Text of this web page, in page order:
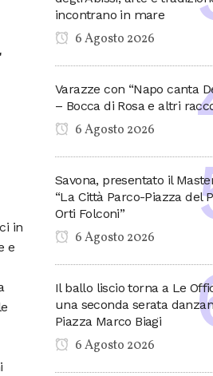
in
e
incontrano in mare
6 Agosto 2026
Varazze con “Napo canta
– Bocca di Rosa e altri
6 Agosto 2026
Savona, presentato il
“La Città Parco-Piazza del
Orti Folconi”
6 Agosto 2026
Il ballo liscio torna a Le
una seconda serata
Piazza Marco Biagi
6 Agosto 2026